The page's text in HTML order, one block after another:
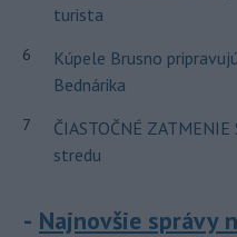
turista
6
Kúpele Brusno
Bednárika
7
ČIASTOČNÉ
stredu
Najnovšie správy